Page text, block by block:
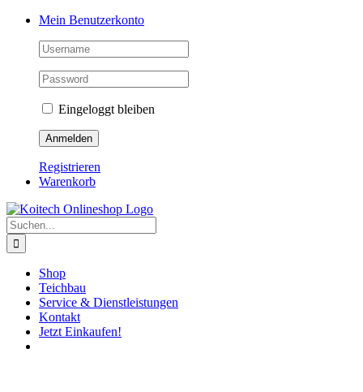
Skip
Mein Benutzerkonto
Eingeloggt bleiben
Registrieren
Warenkorb
Suche
nach:
Shop
Teichbau
Service & Dienstleistungen
Kontakt
Jetzt Einkaufen!